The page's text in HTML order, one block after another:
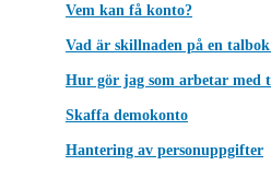
Vem kan få konto?
Vad är skillnaden på en
Hur gör jag som arbetar med
Skaffa demokonto
Hantering av personuppgifter